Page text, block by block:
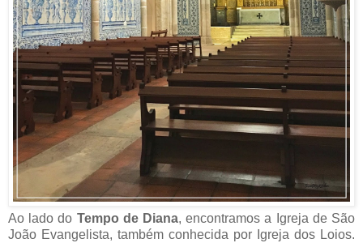
Ao lado do Tempo de Diana, encontramos a Igreja de São
João Evangelista, também conhecida por Igreja dos Loios.